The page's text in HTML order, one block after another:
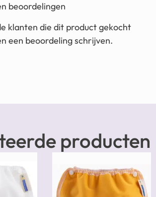
beoordelingen
klanten die dit product gekocht
een beoordeling schrijven.
producten